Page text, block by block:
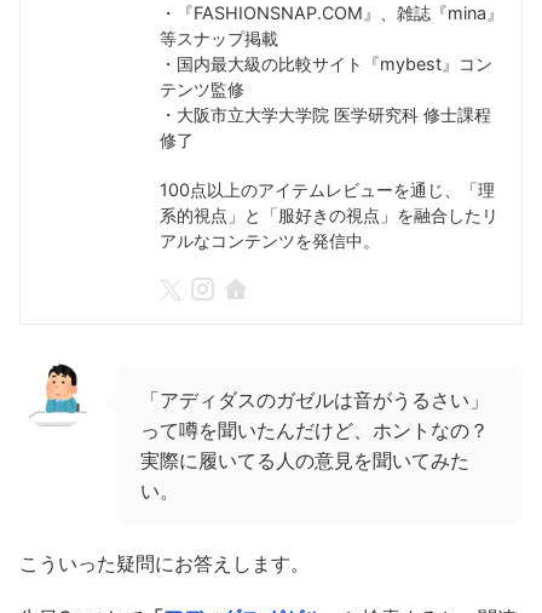
・『FASHIONSNAP.COM』、雑誌『mina』
等スナップ掲載
・国内最大級の比較サイト『mybest』コン
テンツ監修
・大阪市立大学大学院 医学研究科 修士課程
修了
100点以上のアイテムレビューを通じ、「理
系的視点」と「服好きの視点」を融合したリ
アルなコンテンツを発信中。
「アディダスのガゼルは音がうるさい」
って噂を聞いたんだけど、ホントなの？
実際に履いてる人の意見を聞いてみた
い。
こういった疑問にお答えします。